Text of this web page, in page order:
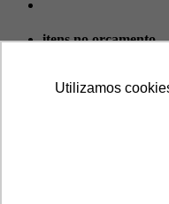
Utilizamos
itens no orçamento
Concluir o orçamento